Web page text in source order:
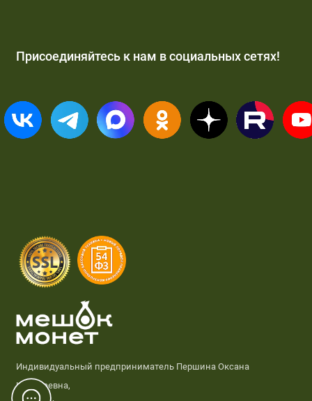
Присоединяйтесь к нам в социальных сетях!
Индивидуальный предприниматель Першина Оксана
Николаевна,